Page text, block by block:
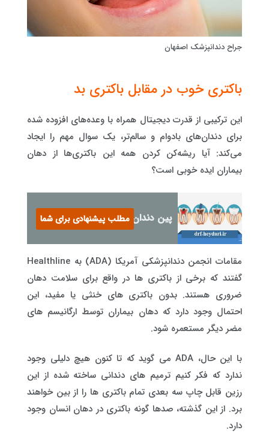
جراح دندانپزشک اصفهان
باکتری خوب در مقابل باکتری بد
این ترکیبی از قدرت دیجیتال همراه با وعده‌های افزوده شده
برای دندان‌های بادوام و سالم‌تر، یک سوال مهم را ایجاد
می‌کند: آیا ریشه‌کن کردن همه این باکتری‌ها از دهان
بیماران ایده خوبی است؟
پین دندان عصب کشی شده
مطلب پیشنهادی برای شما
مقامات انجمن دندانپزشکی آمریکا (ADA) به Healthline
گفتند که برخی از باکتری ها در واقع برای سلامت دهان
ضروری هستند. بدون باکتری های خنثی یا مفید، این
احتمال وجود دارد که دهان بیماران توسط ارگانیسم های
مضر دیگر مستعمره شود.
با این حال، ADA می گوید که تا کنون هیچ دلیلی وجود
ندارد که فکر کنیم ترمیم های دندانی ساخته شده از این
رزین قابل چاپ سه بعدی تمام باکتری ها را از بین خواهند
برد. از این گذشته، صدها گونه باکتری در دهان انسان وجود
دارد.